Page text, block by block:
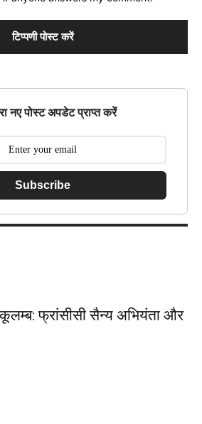
नए पोस्ट अपडेट प्राप्त करें
Subscribe
फ्रांसीसी सैन्य अभियंता और